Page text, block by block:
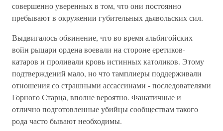
совершенно уверенных в том, что они постоянно
пребывают в окружении губительных дьявольских сил.
Выдвигалось обвинение, что во время альбигойских
войн рыцари ордена воевали на стороне еретиков-
катаров и проливали кровь истинных католиков. Этому
подтверждений мало, но что тамплиеры поддерживали
отношения со страшными ассассинами - последователями
Горного Старца, вполне вероятно. Фанатичные и
отлично подготовленные убийцы сообществам такого
рода часто бывают необходимы.